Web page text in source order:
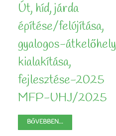
Út, híd, járda
építése/felújítása,
gyalogos-átkelőhely
kialakítása,
fejlesztése-2025
MFP-UHJ/2025
BŐVEBBEN...